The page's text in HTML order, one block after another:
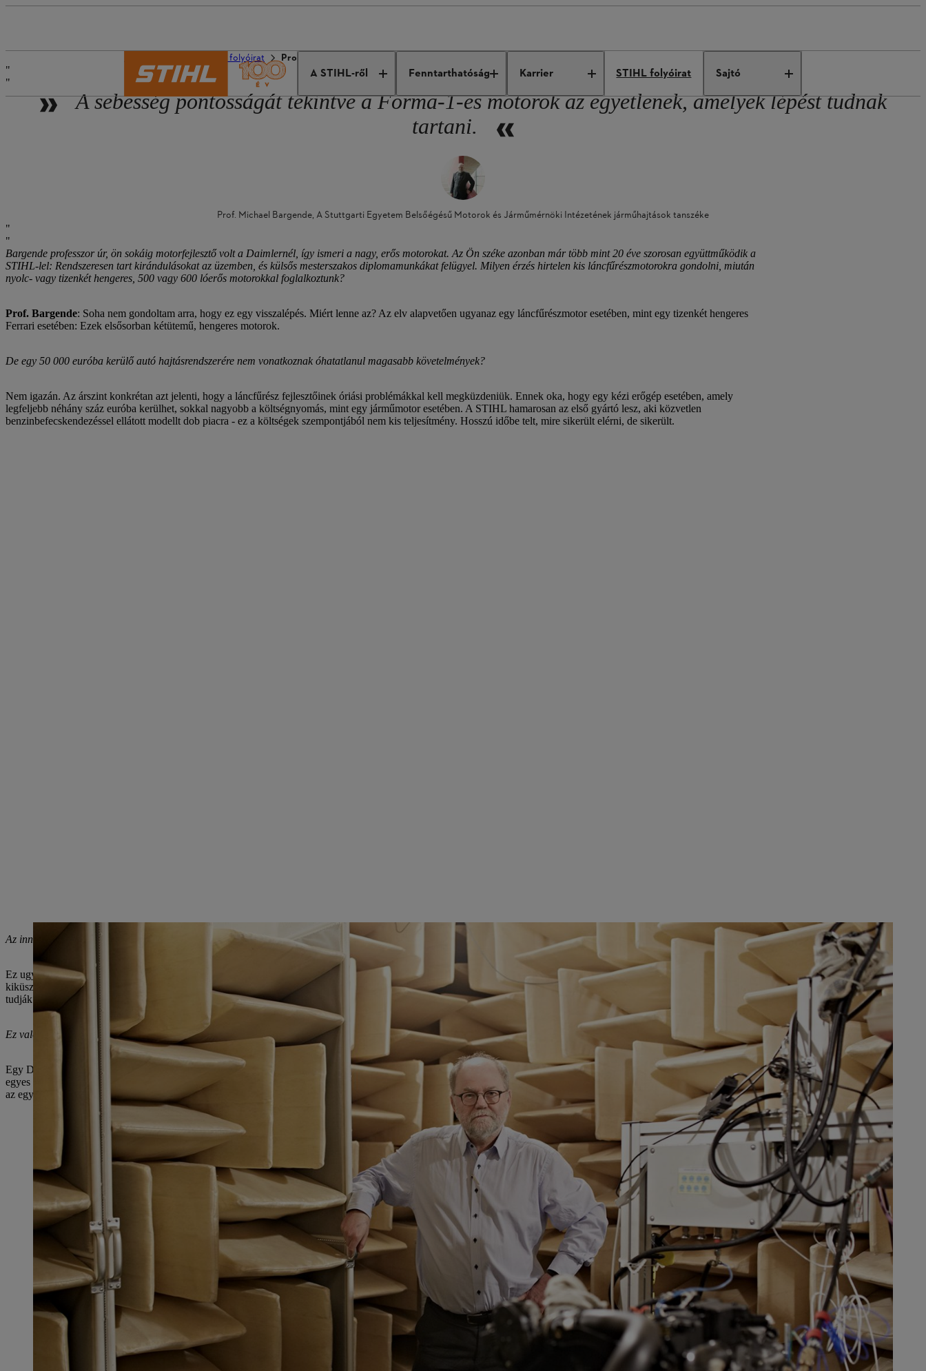
A STIHL-ről Fenntarthatóság Karrier STIHL folyóirat Sajtó
STIHL folyóirat Prof. Michael Bargende
A sebesség pontosságát tekintve a Forma-1-es motorok az egyetlenek, amelyek lépést tudnak
tartani.
Prof. Michael Bargende, A Stuttgarti Egyetem Belsőégésű Motorok és Járműmérnöki Intézetének járműhajtások tanszéke
Bargende professzor úr, ön sokáig motorfejlesztő volt a Daimlernél, így ismeri a nagy, erős motorokat. Az Ön széke azonban már több mint 20 éve szorosan együttműködik a
STIHL-lel: Rendszeresen tart kirándulásokat az üzemben, és külsős mesterszakos diplomamunkákat felügyel. Milyen érzés hirtelen kis láncfűrészmotorokra gondolni, miután
nyolc- vagy tizenkét hengeres, 500 vagy 600 lóerős motorokkal foglalkoztunk?
Prof. Bargende: Soha nem gondoltam arra, hogy ez egy visszalépés. Miért lenne az? Az elv alapvetően ugyanaz egy láncfűrészmotor esetében, mint egy tizenkét hengeres
Ferrari esetében: Ezek elsősorban kétütemű, hengeres motorok.
De egy 50 000 euróba kerülő autó hajtásrendszerére nem vonatkoznak óhatatlanul magasabb követelmények?
Nem igazán. Az árszint konkrétan azt jelenti, hogy a láncfűrész fejlesztőinek óriási problémákkal kell megküzdeniük. Ennek oka, hogy egy kézi erőgép esetében, amely
legfeljebb néhány száz euróba kerülhet, sokkal nagyobb a költségnyomás, mint egy járműmotor esetében. A STIHL hamarosan az első gyártó lesz, aki közvetlen
benzinbefecskendezéssel ellátott modellt dob piacra - ez a költségek szempontjából nem kis teljesítmény. Hosszú időbe telt, mire sikerült elérni, de sikerült.
Az innovációs nyomás a láncfűrészeknél tényleg olyan nagy?
Ez ugyanolyan nagy, mint az autóiparban - és mégsem ugyanaz. Csak a keretfeltételek mások. Például egy láncfűrész esetében sokkal nagyobb szükség van a vibráció
kiküszöbölésére. Az akár tíz kilogramm súlyú elektromos szerszámot végig a kezében kell tartania. A motor kiegyensúlyozása úgy, hogy az erdészeti munkások kényelmesen
tudják tartani a fűrészt, óriási kihívást jelent. A rezgések szempontjából nincs félelmetesebb egy egyhengeres motornál.
Ez valóban igényesen hangzik.
Egy Daimler motorja a piros tartományban elérheti a 8000-es fordulatszámot, míg egy láncfűrészes egység akár a 15 000-es fordulatszámot is - és a gyújtás szikrájának minden
egyes fordulatnál a meghatározott időpontban kell bekövetkeznie. Ha összehasonlítjuk az autómotorokkal szemben támasztott követelményeket, akkor a Forma-1-es motorok
az egyetlenek, amelyek lépést tudnak tartani.